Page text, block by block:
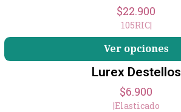
$22.900
105RIC|
Ver opciones
Lurex Destellos
$6.900
|Elasticado